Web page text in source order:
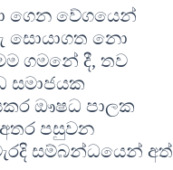
ගෙන වේගයෙන්
සොයාගත නො
ගමනේ දී, තව
සමාජයක
ඖෂධ පාලක
අතර පසුවන
සම්බන්ධයෙන් අත්